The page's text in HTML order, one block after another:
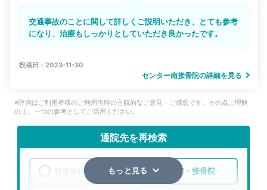
交通事故のことに関して詳しくご説明いただき、とても参考
になり、治療もしっかりとしていただき良かったです。
投稿日：2023-11-30
センター南接骨院の詳細を見る
※評判はご利用者様のご利用当時の主観的なご意見・ご感想です。その点ご理解
の上、一つの参考としてご活用ください。
通院先を再検索
整形外科 整骨院・接骨院
もっと見る